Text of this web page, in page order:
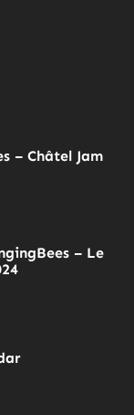
– Châtel Jam
– Le